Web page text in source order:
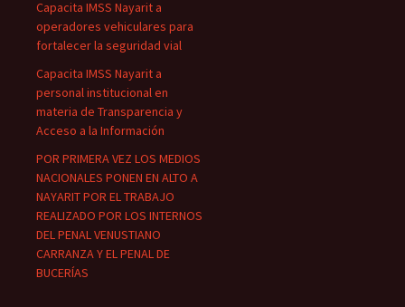
Capacita IMSS Nayarit a
operadores vehiculares para
fortalecer la seguridad vial
Capacita IMSS Nayarit a
personal institucional en
materia de Transparencia y
Acceso a la Información
POR PRIMERA VEZ LOS MEDIOS
NACIONALES PONEN EN ALTO A
NAYARIT POR EL TRABAJO
REALIZADO POR LOS INTERNOS
DEL PENAL VENUSTIANO
CARRANZA Y EL PENAL DE
BUCERÍAS